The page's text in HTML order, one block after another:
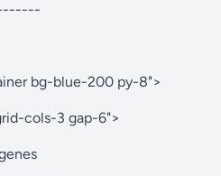
bg-blue-200 py-8">
cols-3 gap-6">